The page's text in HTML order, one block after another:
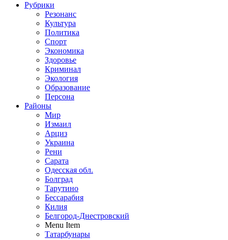
Рубрики
Резонанс
Культура
Политика
Спорт
Экономика
Здоровье
Криминал
Экология
Образование
Персона
Районы
Мир
Измаил
Арциз
Украина
Рени
Сарата
Одесская обл.
Болград
Тарутино
Бессарабия
Килия
Белгород-Днестровский
Menu Item
Татарбунары